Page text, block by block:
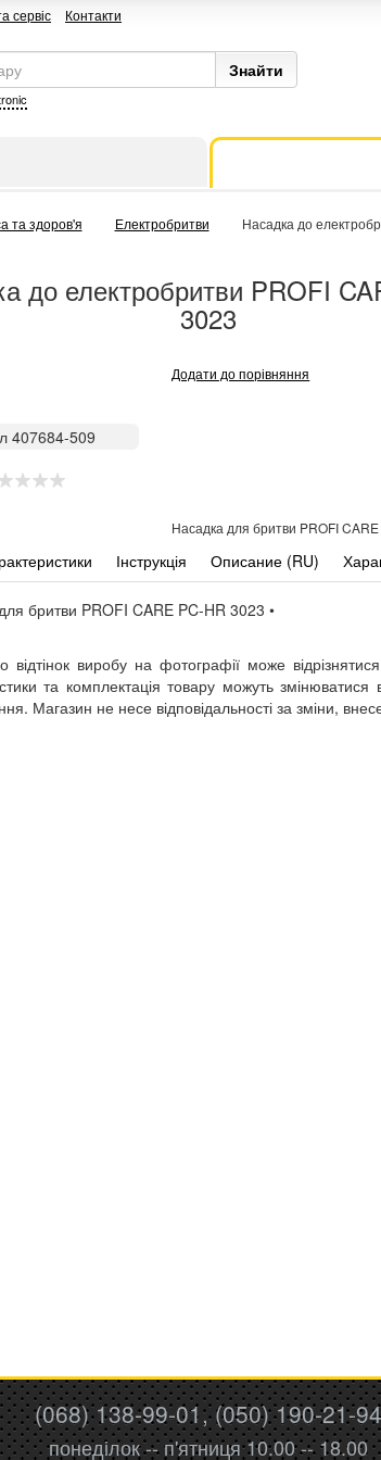
сервіс Контакти
та здоров'я Електробритви Насадка до
до електробритви PROFI
3023
407684-509
Додати до порівняння
Насадка для бритви PROFI
Інструкція Описание (RU)
бритви PROFI CARE PC-HR 3023 •
відтінок виробу на фотографії може
та комплектація товару можуть
Магазин не несе відповідальності за зміни,
(068) 138-99-01, (050) 190-21-94
понеділок -- п'ятниця 10.00 -- 18.00